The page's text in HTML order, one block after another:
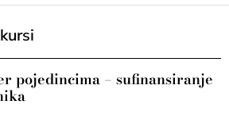
pojedincima – sufinansiranje